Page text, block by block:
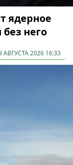
ядерное
него
АВГУСТА 2026 16:33